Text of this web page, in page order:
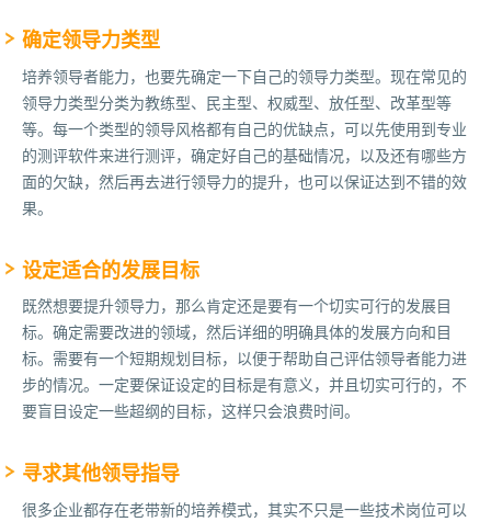
确定领导力类型
培养领导者能力，也要先确定一下自己的领导力类型。现在常见的
领导力类型分类为教练型、民主型、权威型、放任型、改革型等
等。每一个类型的领导风格都有自己的优缺点，可以先使用到专业
的测评软件来进行测评，确定好自己的基础情况，以及还有哪些方
面的欠缺，然后再去进行领导力的提升，也可以保证达到不错的效
果。
设定适合的发展目标
既然想要提升领导力，那么肯定还是要有一个切实可行的发展目
标。确定需要改进的领域，然后详细的明确具体的发展方向和目
标。需要有一个短期规划目标，以便于帮助自己评估领导者能力进
步的情况。一定要保证设定的目标是有意义，并且切实可行的，不
要盲目设定一些超纲的目标，这样只会浪费时间。
寻求其他领导指导
很多企业都存在老带新的培养模式，其实不只是一些技术岗位可以